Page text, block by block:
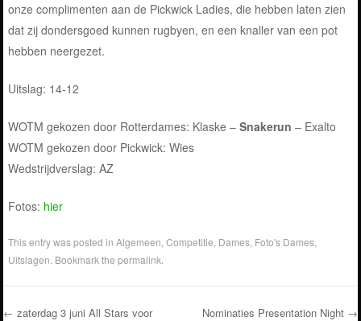
onze complimenten aan de Pickwick Ladies, die hebben laten zien
dat zij dondersgoed kunnen rugbyen, en een knaller van een pot
hebben neergezet.
Uitslag: 14-12
WOTM gekozen door Rotterdames: Klaske –Snakerun – Exalto
WOTM gekozen door Pickwick: Wies
Wedstrijdverslag: AZ
Fotos: hier
This entry was posted inAlgemeen ,Competitie Dames Foto's Dames
Uitslagen . Bookmark thepermalink
← zaterdag 3 juni All Stars voor
Nominaties Presentation Night →